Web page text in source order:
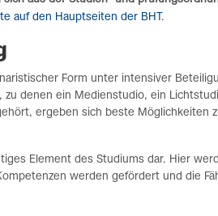
auf den Hauptseiten der BHT .
Form unter intensiver
zu denen ein Medienstudio, ein
ergeben sich beste Möglichkeiten
Element des Studiums dar. Hier
werden gefördert und die